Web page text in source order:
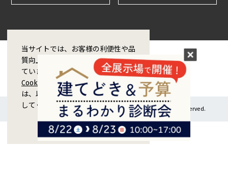
Copyright © 1998-2026 ZERO CORPORATION Co.,Ltd. All rights reserved.
当サイトでは、お客様の利便性や品
質向上のためCookie技術を使用し
ています。Cookieの利用および
Cookieポリシーに同意をする場合
は、以下の「同意する」ボタンを押
してください。
閉じる
同意する